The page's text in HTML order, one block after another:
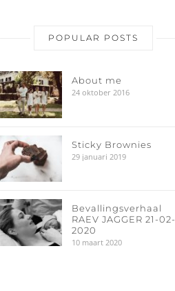
POPULAR POSTS
About me
24 oktober 2016
Sticky Brownies
29 januari 2019
Bevallingsverhaal
RAEV JAGGER 21-02-
2020
10 maart 2020